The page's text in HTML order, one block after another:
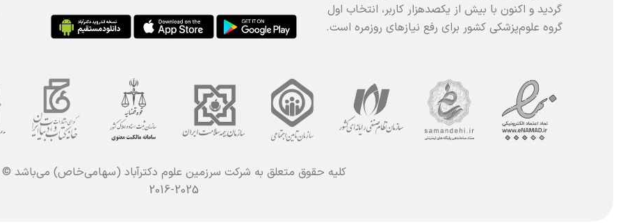
گردید و اکنون با بیش از یکصدهزار کاربر، انتخاب اول
گروه علوم‌پزشکی کشور برای رفع نیازهای روزمره است.
کلیه حقوق متعلق به شرکت سرزمین علوم دکترآباد (سهامی‌خاص) می‌باشد ©
2016-2025